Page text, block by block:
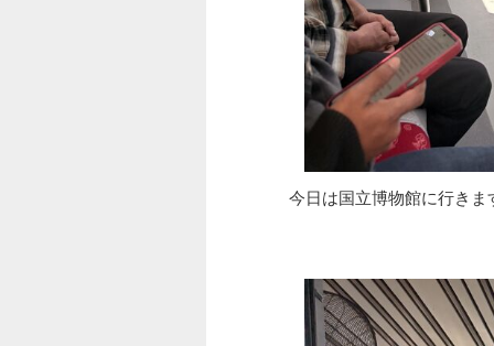
今日は国立博物館に行きま